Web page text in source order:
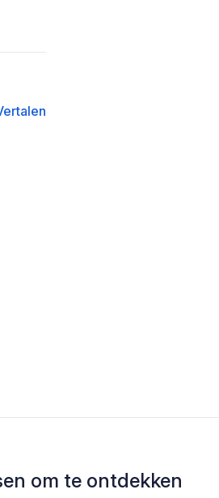
om te ontdekken